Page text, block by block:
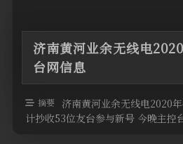
济南黄河业余无线电
台网信息
摘要 济南黄河业余无线电2020
计抄收53位友台参与新号 今晚主控